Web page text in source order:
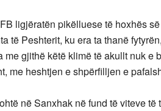
ligjëratën pikëlluese të hoxhës
të Peshterit, ku era ta thanë
me gjithë këtë klimë të akullt nuk e
me heshtjen e shpërfilljen e
në Sanxhak në fund të viteve